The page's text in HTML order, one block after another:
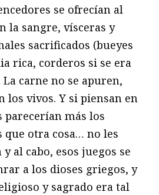
se ofrecían al
la sangre, vísceras y
sacrificados (bueyes
rica, corderos si se era
carne no se apuren,
los vivos. Y si piensan en
parecerían más los
que otra cosa… no les
al cabo, esos juegos se
a los dioses griegos, y
y sagrado era tal